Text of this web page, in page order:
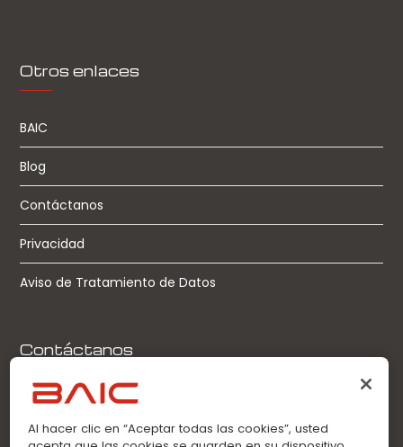
Otros enlaces
BAIC
Blog
Contáctanos
Privacidad
Aviso de Tratamiento de Datos
Contáctanos
Llamadas:
0963360021
Al hacer clic en “Aceptar todas las cookies”, usted